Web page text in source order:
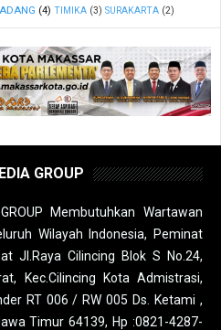
(4) TIMIKA (3) SURAKARTA (2)
GROUP
Membutuhkan Wartawan
Wilayah Indonesia, Peminat
Jl.Raya Cilincing Blok S No.24,
Kec.Cilincing Kota Admistrasi,
RT 006 / RW 005 Ds. Ketami ,
Timur 64139, Hp :0821-4287-